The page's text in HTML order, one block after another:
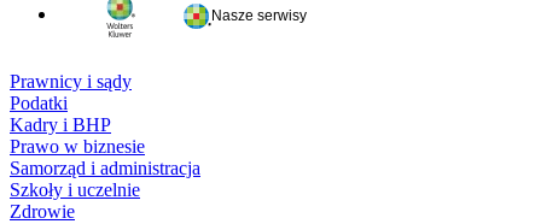
Nasze serwisy
Prawnicy i sądy
Podatki
Kadry i BHP
Prawo w biznesie
Samorząd i administracja
Szkoły i uczelnie
Zdrowie